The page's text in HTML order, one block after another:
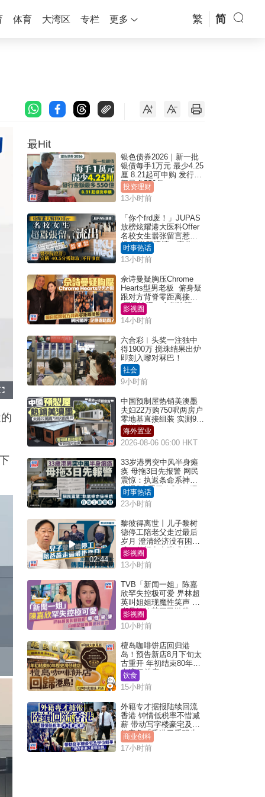
体育 大湾区 专栏 更多 繁 简
F
u
s
c
最Hit
银色债券2026｜新一批
银债每手1万元 最少4.25
厘 8.21起可申购 发行金
额最多550亿
投资理财
13小时前
「你个frd废！」JUPAS
放榜炫耀港大医科Offer
名校女生嚣张留言惹众
怒 医学院澄清：宣称
「40.5分获录取」不符事
实｜Juicy叮
时事热话
13小时前
佘诗曼疑胸压Chrome
Hearts型男老板 俯身疑
跟对方背脊零距离接触
网民惊呼：企侧边唔
得？
影视圈
14小时前
六合彩︱头奖一注独中
得1900万 搅珠结果出炉
即刻入嚟对冧巴！
社会
9小时前
中国预制屋热销美澳墨
夫妇22万购750呎两房户
零地基直接组装 实测9个
月激赞
海外置业
2026-08-06 06:00 HKT
33岁港男突中风半身瘫
痪 母拖3日先报警 网民
震惊：执返条命系神迹
自爆2个恶习｜Juicy叮
时事热话
23小时前
02:44
黎彼得离世丨儿子黎树
德停工陪老父走过最后
岁月 澄清经济没有困
难：传闻有夸张成份
影视圈
13小时前
TVB「新闻一姐」陈嘉
欣罕失控极可爱 畀林超
英叫姐姐现魔性笑声 自
嘲是姨姨获网民激赞
影视圈
10小时前
檀岛咖啡饼店回归港
岛！预告新店8月下旬太
古重开 年初结束80年历
史湾仔总店
饮食
15小时前
外籍专才据报陆续回流
香港 钟情低税率不惜减
薪 带动写字楼豪宅及学
位竞争「香港已重现生
机」
商业创科
17小时前